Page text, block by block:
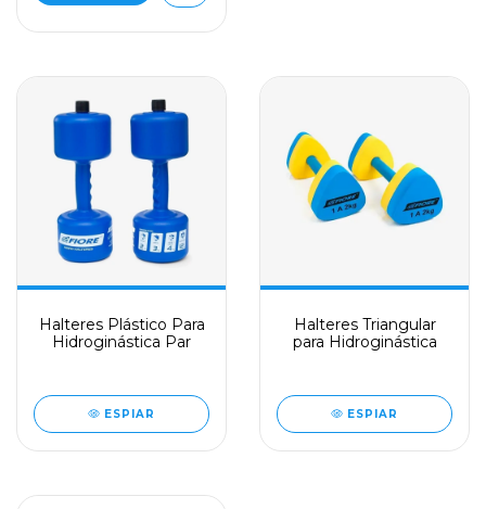
Halteres Plástico Para
Hidroginástica Par
ESPIAR
Halteres Triangular
para Hidroginástica
ESPIAR